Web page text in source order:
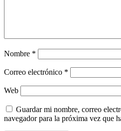
Nombre *
Correo electrónico *
Web
Guardar mi nombre, correo
navegador para la próxima vez que